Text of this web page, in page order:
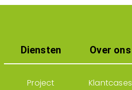
Diensten
Project
Over ons
Klantcases